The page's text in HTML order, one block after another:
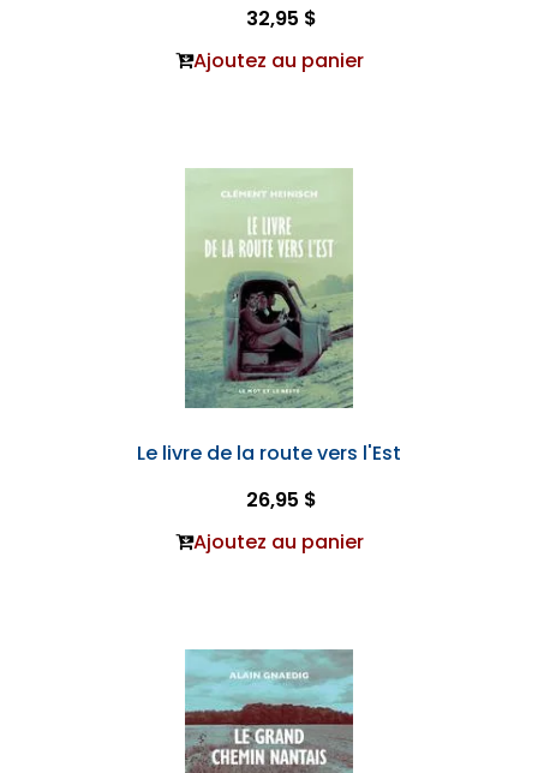
32,95 $
Ajoutez au panier
Le livre de la route vers l'Est
26,95 $
Ajoutez au panier